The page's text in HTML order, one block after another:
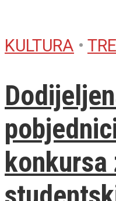
KULTURA •
konkursa